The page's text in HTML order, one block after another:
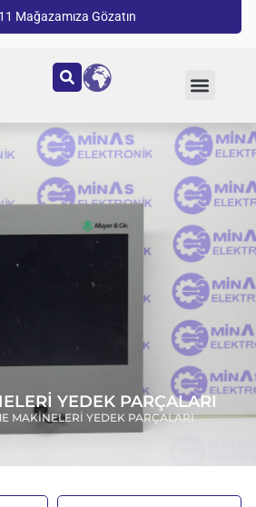
Mağazamıza Gözatın
YEDEK PARÇALARI
MAKİNELERİ YEDEK PARÇALARI